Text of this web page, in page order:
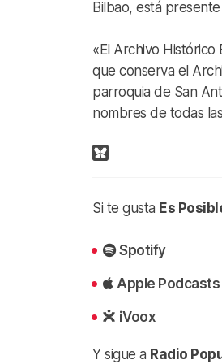
Bilbao, está
«El Archivo
que conserva el
parroquia de San
nombres de todas
Si te gusta Es
Spotify
Apple Podcasts
iVoox
Y sigue a Radio